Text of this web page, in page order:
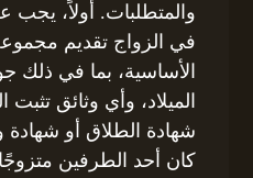
والمتطلبات. أولاً، يجب
في الزواج تقديم
الأساسية، بما في ذلك
الميلاد، وأي وثائق تثبت
شهادة الطلاق أو شهادة
كان أحد الطرفين